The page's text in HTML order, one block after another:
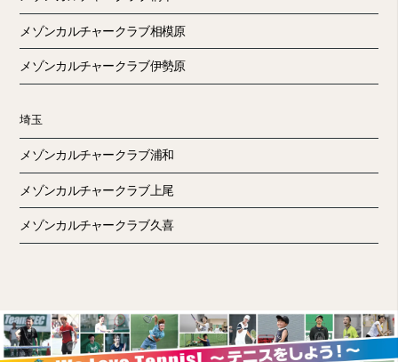
メゾンカルチャークラブ相模原
メゾンカルチャークラブ伊勢原
埼玉
メゾンカルチャークラブ浦和
メゾンカルチャークラブ上尾
メゾンカルチャークラブ久喜